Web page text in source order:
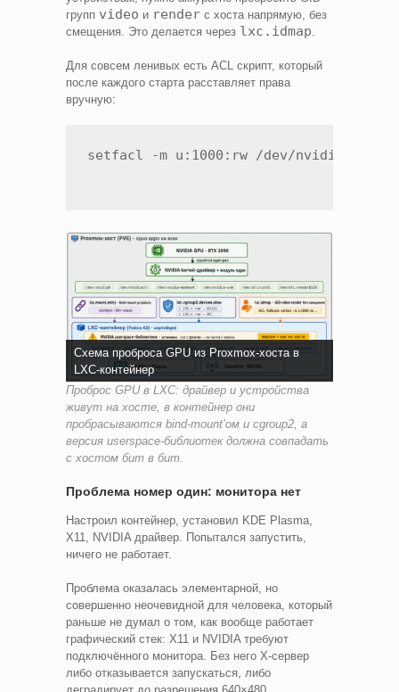
групп video и render с хоста напрямую, без
смещения. Это делается через lxc.idmap
Для совсем ленивых есть ACL скрипт, который
после каждого старта расставляет права
вручную:
Схема проброса GPU из Proxmox-хоста в
LXC-контейнер
Проброс GPU в LXC: драйвер и устройства
живут на хосте, в контейнер они
пробрасываются bind-mount’ом и cgroup2, а
версия userspace-библиотек должна совпадать
с хостом бит в бит.
Проблема номер один: монитора нет
Настроил контейнер, установил KDE Plasma,
X11, NVIDIA драйвер. Попытался запустить,
ничего не работает.
Проблема оказалась элементарной, но
совершенно неочевидной для человека, который
раньше не думал о том, как вообще работает
графический стек: X11 и NVIDIA требуют
подключённого монитора. Без него X-сервер
либо отказывается запускаться, либо